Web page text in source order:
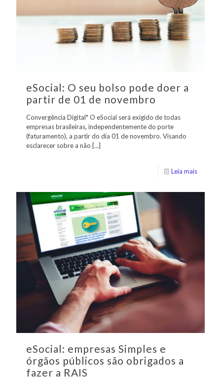
eSocial: O seu bolso pode doer a
partir de 01 de novembro
Convergência Digital* O eSocial será exigido de todas
empresas brasileiras, independentemente do porte
(faturamento), a partir do dia 01 de novembro. Visando
esclarecer sobre a não […]
Leia mais
eSocial: empresas Simples e
órgãos públicos são obrigados a
fazer a RAIS